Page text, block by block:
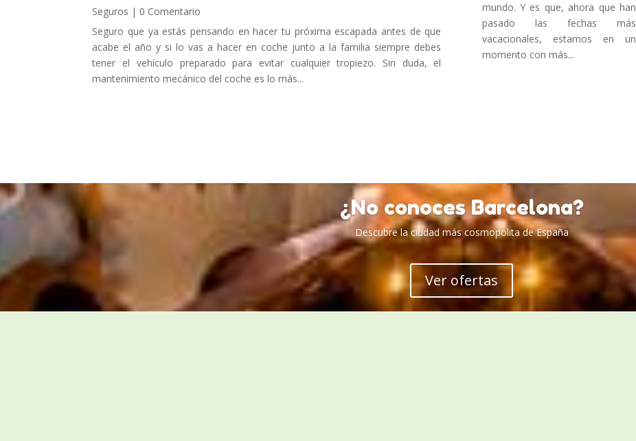
Seguros | 0 Comentario
Seguro que ya estás pensando en hacer tu próxima escapada antes de que
acabe el año y si lo vas a hacer en coche junto a la familia siempre debes
tener el vehículo preparado para evitar cualquier tropiezo. Sin duda, el
mantenimiento mecánico del coche es lo más...
mundo. Y es que, ahora que han
pasado las fechas más
vacacionales, estamos en un
momento con más...
¿No conoces Barcelona?
Descubre la ciudad más cosmopolita de España
Ver ofertas